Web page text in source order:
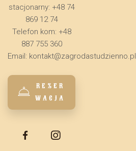
stacjonarny: +48 74
869 12 74
Telefon kom: +48
887 755 360
Email: kontakt@zagrodastudzienno.pl
REZER
WACJA